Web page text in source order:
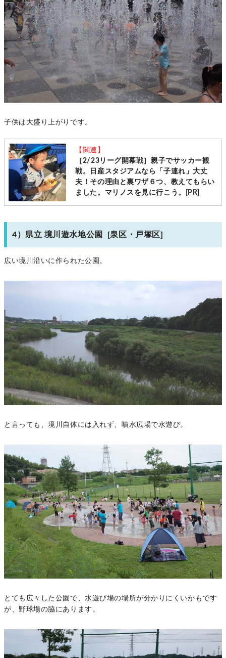
子供は大盛り上がりです。
【関連】
［2/23リーグ開幕戦］親子でサッカー観
戦。日産スタジアムなら「子連れ」大丈
夫！その理由と裏ワザ６つ、教えてもらい
ました。マリノスを見に行こう。[PR]
4）県立 境川遊水地公園 [泉区・戸塚区]
広い境川沿いに作られた公園。
と言っても、境川自体には入れず、噴水広場で水遊び。
とても広々した公園で、水遊び場の場所が分かりにくいかもです
が、野球場の脇にあります。